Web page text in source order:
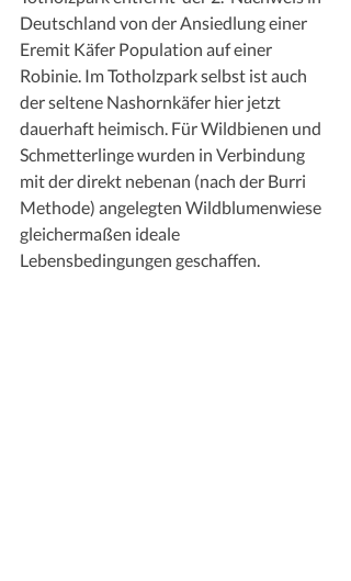
Deutschland von der Ansiedlung einer
Eremit Käfer Population auf einer
Robinie. Im Totholzpark selbst ist auch
der seltene Nashornkäfer hier jetzt
dauerhaft heimisch. Für Wildbienen und
Schmetterlinge wurden in Verbindung
mit der direkt nebenan (nach der Burri
Methode) angelegten Wildblumenwiese
gleichermaßen ideale
Lebensbedingungen geschaffen.